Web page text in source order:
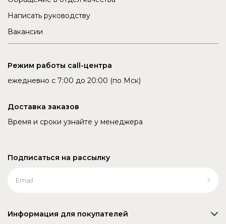
Написать руководству
Вакансии
Режим работы call-центра
ежедневно с 7:00 до 20:00 (по Мск)
Доставка заказов
Время и сроки узнайте у менеджера
Подписаться на рассылку
Информация для покупателей